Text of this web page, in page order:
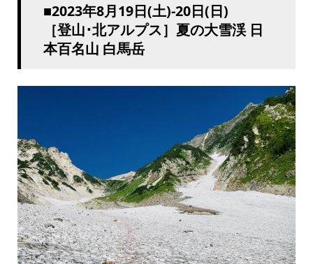
■2023年8月19日(土)-20日(日)
［登山･北アルプス］夏の大雪渓 日
本百名山 白馬岳